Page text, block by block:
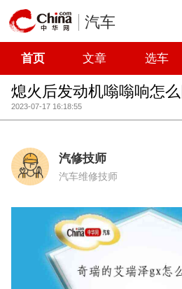
汽车
首页 文章 选车
熄火后发动机嗡嗡响怎么
2023-07-17 16:18:55
汽修技师
汽车维修技师